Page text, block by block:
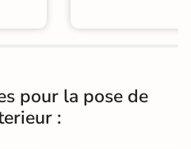
pour la pose de
: